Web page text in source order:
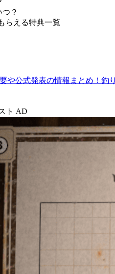
？
らえる特典一覧
要や公式発表の情報まとめ！
ト AD